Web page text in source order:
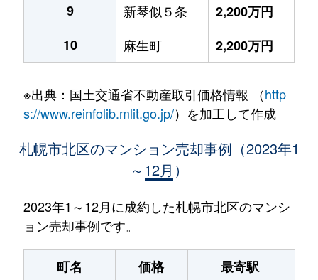
9
新琴似５条
2,200万円
10
麻生町 2,200万円
※出典：国土交通省不動産取引価格情報 （http
s://www.reinfolib.mlit.go.jp/）を加工して作成
札幌市北区のマンション売却事例（2023年1
～12月）
2023年1～12月に成約した札幌市北区のマンシ
ョン売却事例です。
町名 価格 最寄駅